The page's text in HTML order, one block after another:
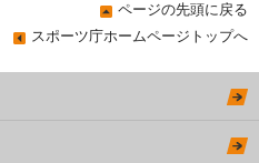
ページの先頭に戻る
スポーツ庁ホームページトップへ